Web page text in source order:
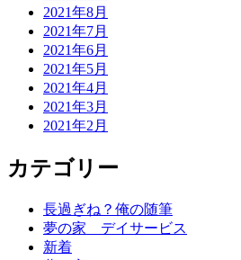
2021年8月
2021年7月
2021年6月
2021年5月
2021年4月
2021年3月
2021年2月
カテゴリー
長過ぎね？俺の随筆
夢の家 デイサービス
新着